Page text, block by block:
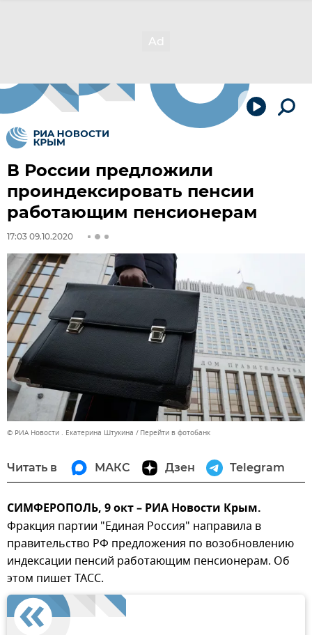
В России предложили
проиндексировать пенсии
работающим пенсионерам
17:03 09.10.2020
© РИА Новости . Екатерина Штукина Перейти в фотобанк
Читать в МАКС Дзен Telegram
СИМФЕРОПОЛЬ, 9 окт – РИА Новости Крым.
Фракция партии "Единая Россия" направила в
правительство РФ предложения по возобновлению
индексации пенсий работающим пенсионерам. Об
этом пишет ТАСС.